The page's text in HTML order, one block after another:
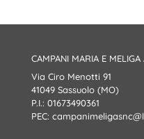
CAMPANI MARIA E MELIGA
Via Ciro Menotti 91
41049 Sassuolo (MO)
P.I.: 01673490361
PEC: